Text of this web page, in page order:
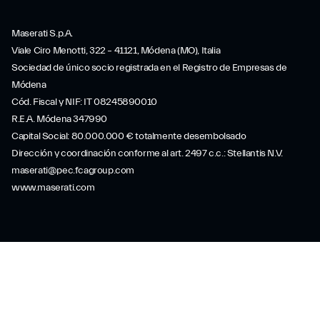
Maserati S.p.A.
Viale Ciro Menotti, 322 – 41121, Módena (MO), Italia
Sociedad de único socio registrada en el Registro de Empresas de
Módena
Cód. Fiscal y NIF: IT 08245890010
R.E.A. Módena 347990
Capital Social: 80.000.000 € totalmente desembolsado
Dirección y coordinación conforme al art. 2497 c.c.: Stellantis N.V.
maserati@pec.fcagroup.com
www.maserati.com